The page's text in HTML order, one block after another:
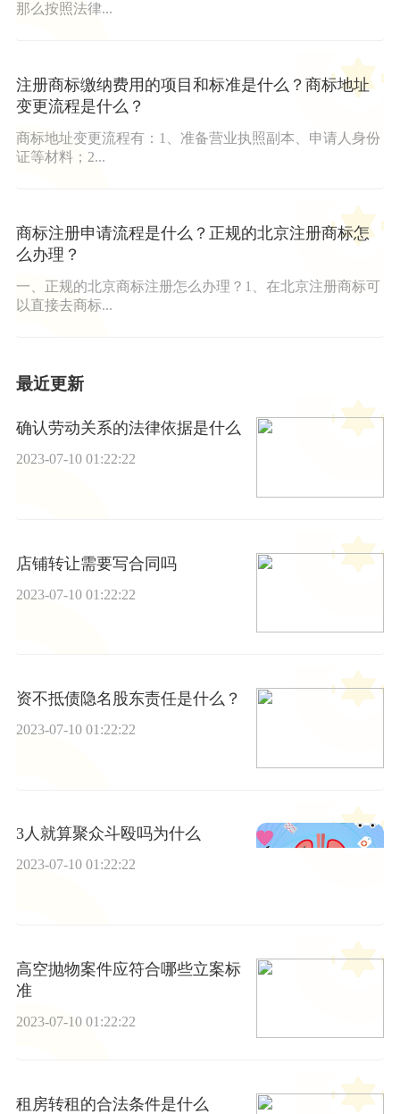
那么按照法律...
注册商标缴纳费用的项目和标准是什么？商标地址
变更流程是什么？
商标地址变更流程有：1、准备营业执照副本、申请人身份
证等材料；2...
商标注册申请流程是什么？正规的北京注册商标怎
么办理？
一、正规的北京商标注册怎么办理？1、在北京注册商标可
以直接去商标...
最近更新
确认劳动关系的法律依据是什么
2023-07-10 01:22:22
店铺转让需要写合同吗
2023-07-10 01:22:22
资不抵债隐名股东责任是什么？
2023-07-10 01:22:22
3人就算聚众斗殴吗为什么
2023-07-10 01:22:22
高空抛物案件应符合哪些立案标
准
2023-07-10 01:22:22
租房转租的合法条件是什么